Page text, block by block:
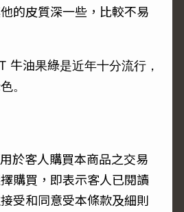
的皮質深一些，比較不易
牛油果綠是近年十分流行，
。
於客人購買本商品之交易
購買，即表示客人已閱讀
受和同意受本條款及細則